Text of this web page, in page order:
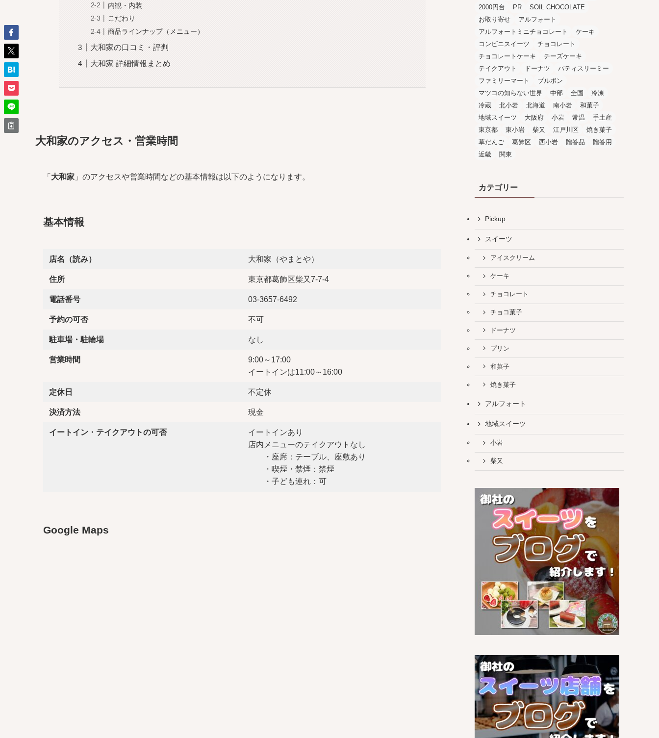
内観・内装
こだわり
商品ラインナップ（メニュー）
大和家の口コミ・評判
大和家 詳細情報まとめ
大和家のアクセス・営業時間
「 大和家 」のアクセスや営業時間などの基本情報は以下のようになります。
基本情報
店名（読み） 大和家（やまとや）
住所 東京都葛飾区柴又7-7-4
電話番号 03-3657-6492
予約の可否 不可
駐車場・駐輪場 なし
営業時間
9:00～17:00
イートインは11:00～16:00
定休日 不定休
決済方法 現金
イートイン・テイクアウトの可否
イートインあり
店内メニューのテイクアウトなし
・座席：テーブル、座敷あり
・喫煙・禁煙：禁煙
・子ども連れ：可
Google Maps
2000円台
PR
SOIL CHOCOLATE
お取り寄せ
アルフォート
アルフォートミニチョコレート
ケーキ
コンビニスイーツ
チョコレート
チョコレートケーキ
チーズケーキ
テイクアウト
ドーナツ
パティスリーミー
ファミリーマート
ブルボン
マツコの知らない世界
中部 全国
冷凍
冷蔵
北小岩 北海道 南小岩
和菓子
地域スイーツ
大阪府 小岩 常温
手土産
東京都
東小岩 柴又 江戸川区
焼き菓子
草だんご
葛飾区 西小岩 贈答品
贈答用
近畿
関東
カテゴリー
Pickup
スイーツ
アイスクリーム
ケーキ
チョコレート
チョコ菓子
ドーナツ
プリン
和菓子
焼き菓子
アルフォート
地域スイーツ
小岩
柴又